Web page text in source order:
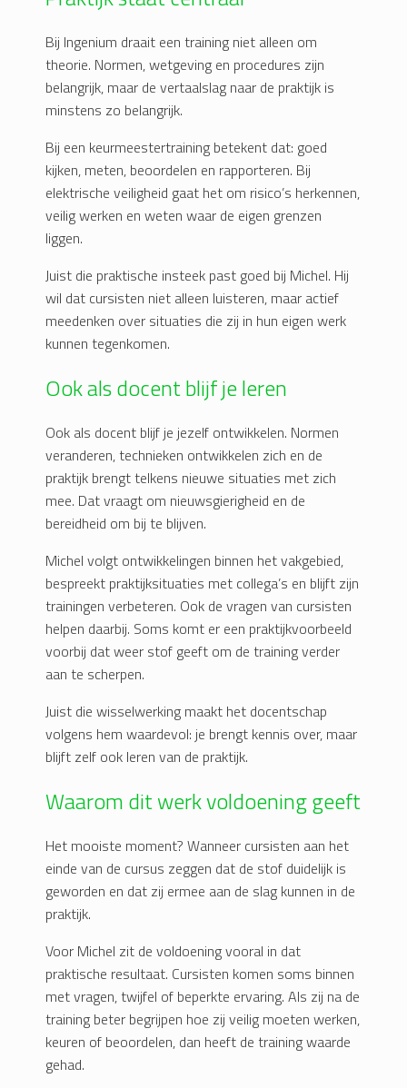
Bij Ingenium draait een training niet alleen om
theorie. Normen, wetgeving en procedures zijn
belangrijk, maar de vertaalslag naar de praktijk is
minstens zo belangrijk.
Bij een keurmeestertraining betekent dat: goed
kijken, meten, beoordelen en rapporteren. Bij
elektrische veiligheid gaat het om risico’s herkennen,
veilig werken en weten waar de eigen grenzen
liggen.
Juist die praktische insteek past goed bij Michel. Hij
wil dat cursisten niet alleen luisteren, maar actief
meedenken over situaties die zij in hun eigen werk
kunnen tegenkomen.
Ook als docent blijf je leren
Ook als docent blijf je jezelf ontwikkelen. Normen
veranderen, technieken ontwikkelen zich en de
praktijk brengt telkens nieuwe situaties met zich
mee. Dat vraagt om nieuwsgierigheid en de
bereidheid om bij te blijven.
Michel volgt ontwikkelingen binnen het vakgebied,
bespreekt praktijksituaties met collega’s en blijft zijn
trainingen verbeteren. Ook de vragen van cursisten
helpen daarbij. Soms komt er een praktijkvoorbeeld
voorbij dat weer stof geeft om de training verder
aan te scherpen.
Juist die wisselwerking maakt het docentschap
volgens hem waardevol: je brengt kennis over, maar
blijft zelf ook leren van de praktijk.
Waarom dit werk voldoening geeft
Het mooiste moment? Wanneer cursisten aan het
einde van de cursus zeggen dat de stof duidelijk is
geworden en dat zij ermee aan de slag kunnen in de
praktijk.
Voor Michel zit de voldoening vooral in dat
praktische resultaat. Cursisten komen soms binnen
met vragen, twijfel of beperkte ervaring. Als zij na de
training beter begrijpen hoe zij veilig moeten werken,
keuren of beoordelen, dan heeft de training waarde
gehad.